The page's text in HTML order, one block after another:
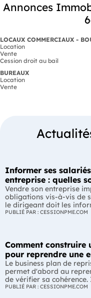
Annonces
LOCAUX COMMERCIAUX -
Location
Vente
Cession droit au bail
BUREAUX
Location
Vente
Informer ses
entreprise : quelles
Vendre son entreprise
obligations vis-à-vis de
le dirigeant doit les
leur permettre, s'ils le
L'essentiel Les entreprises de moins de 250 salariés sont
soumises, dans certains
d'information préalable
concerne la vente d'un
de la majorité des titres
d'information varie selon
PUBLIÉ PAR : CESSIONPME.COM
Comment construire
pour reprendre une
Le business plan de
permet d'abord au
de vérifier sa
banques et les
PUBLIÉ PAR : CESSIONPME.COM